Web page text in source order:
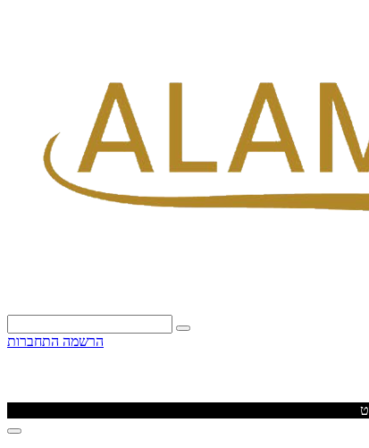
הרשמה התחברות